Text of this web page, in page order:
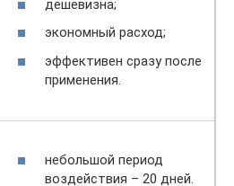
дешевизна;
экономный расход;
эффективен сразу после
применения.
небольшой период
воздействия – 20 дней.